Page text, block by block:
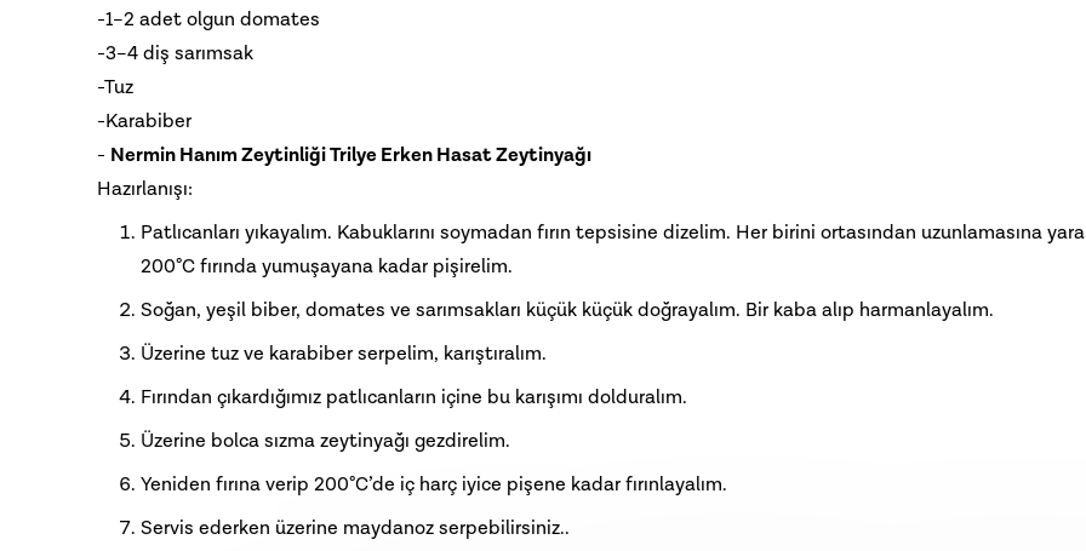
-1–2 adet olgun domates
-3–4 diş sarımsak
-Tuz
-Karabiber
- Nermin Hanım Zeytinliği Trilye Erken Hasat Zeytinyağı
Hazırlanışı:
Patlıcanları yıkayalım. Kabuklarını soymadan fırın tepsisine dizelim. Her birini ortasından uzunlamasına
200°C fırında yumuşayana kadar pişirelim.
Soğan, yeşil biber, domates ve sarımsakları küçük küçük doğrayalım. Bir kaba alıp harmanlayalım.
Üzerine tuz ve karabiber serpelim, karıştıralım.
Fırından çıkardığımız patlıcanların içine bu karışımı dolduralım.
Üzerine bolca sızma zeytinyağı gezdirelim.
Yeniden fırına verip 200°C’de iç harç iyice pişene kadar fırınlayalım.
Servis ederken üzerine maydanoz serpebilirsiniz..